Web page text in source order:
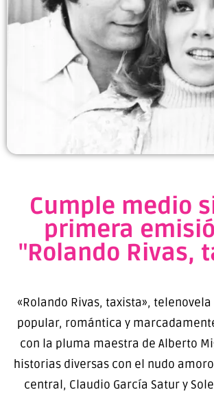
Cumple medio
primera
"Rolando Rivas,
«Rolando Rivas, taxista»,
popular, romántica y
con la pluma maestra de Alberto
historias diversas con el nudo
central, Claudio García Satur y